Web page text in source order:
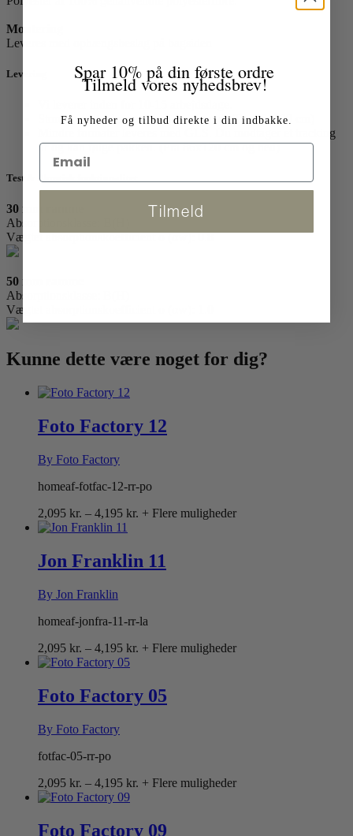
Montering
Leveres med ophængsbeslag på bagsiden
Levering
Store formater leveres med fragtmand. (Fra 86x120 cm)
Mindre formater leveres med GLS. Du modtager et tracking
nr og kan følge pakken. (Fra 86x120 cm og ned)
Test & Akustisk funktionalitet
30 mm ramme
Absorptionsklasse: B(H)
Vægtet absorptionskoefficient o (αw): 0.8
50 mm ramme
Absorptionsklasse: B(H)
Vægtet absorptionskoefficient o (αw): 1.0
Kunne dette være noget for dig?
Foto Factory 12
By Foto Factory
homeaf-fotfac-12-rr-po
2,095 kr. – 4,195 kr. Prisinterval:
4,195 kr.
+ Flere muligheder
Jon Franklin 11
By Jon Franklin
homeaf-jonfra-11-rr-la
2,095 kr. – 4,195 kr. Prisinterval:
4,195 kr.
+ Flere muligheder
Foto Factory 05
By Foto Factory
fotfac-05-rr-po
2,095 kr. – 4,195 kr. Prisinterval:
4,195 kr.
+ Flere muligheder
Foto Factory 09
Spar 10% på din første ordre
Tilmeld vores nyhedsbrev!
Få nyheder og tilbud direkte i din indbakke.
Tilmeld